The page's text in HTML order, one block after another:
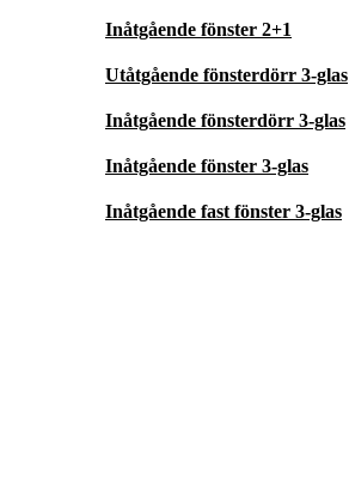
Inåtgående fönster 2+1
Utåtgående fönsterdörr 3-glas
Inåtgående fönsterdörr 3-glas
Inåtgående fönster 3-glas
Inåtgående fast fönster 3-glas